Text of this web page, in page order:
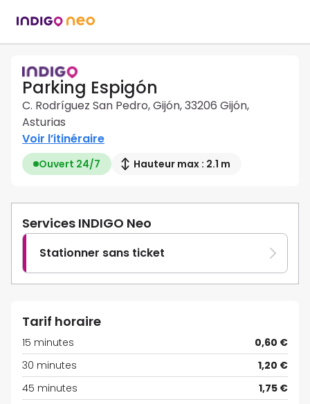
Parking Espigón
C. Rodríguez San Pedro, Gijón, 33206 Gijón,
Asturias
Voir l’itinéraire
Ouvert 24/7 Hauteur max : 2.1 m
Services INDIGO Neo
Stationner sans ticket
Tarif horaire
15 minutes
0,60 €
30 minutes
1,20 €
45 minutes
1,75 €